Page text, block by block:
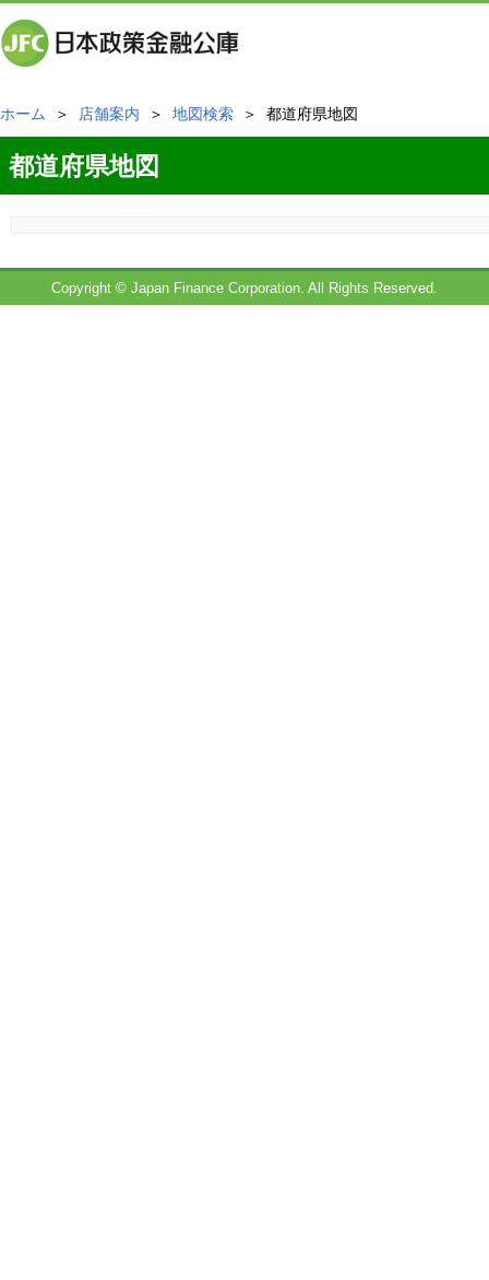
ホーム ＞ 店舗案内 ＞ 地図検索 ＞ 都道府県地図
都道府県地図
Copyright © Japan Finance Corporation. All Rights Reserved.